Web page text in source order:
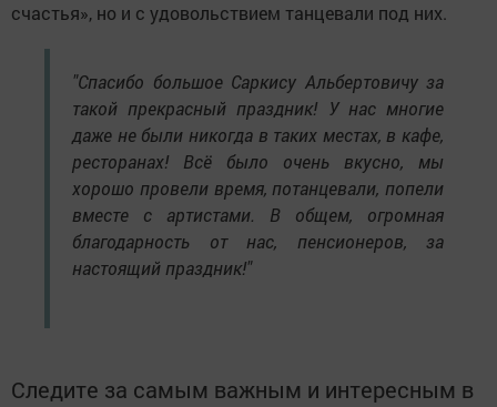
счастья», но и с удовольствием танцевали под них.
"Спасибо большое Саркису Альбертовичу за
такой прекрасный праздник! У нас многие
даже не были никогда в таких местах, в кафе,
ресторанах! Всё было очень вкусно, мы
хорошо провели время, потанцевали, попели
вместе с артистами. В общем, огромная
благодарность от нас, пенсионеров, за
настоящий праздник!"
Следите за самым важным и интересным в